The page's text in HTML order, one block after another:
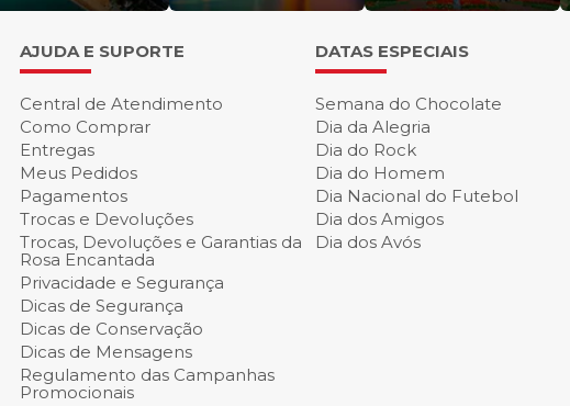
AJUDA E SUPORTE
Central de Atendimento
Como Comprar
Entregas
Meus Pedidos
Pagamentos
Trocas e Devoluções
Trocas, Devoluções e Garantias da
Rosa Encantada
Privacidade e Segurança
Dicas de Segurança
Dicas de Conservação
Dicas de Mensagens
Regulamento das Campanhas
Promocionais
DATAS ESPECIAIS
Semana do Chocolate
Dia da Alegria
Dia do Rock
Dia do Homem
Dia Nacional do Futebol
Dia dos Amigos
Dia dos Avós